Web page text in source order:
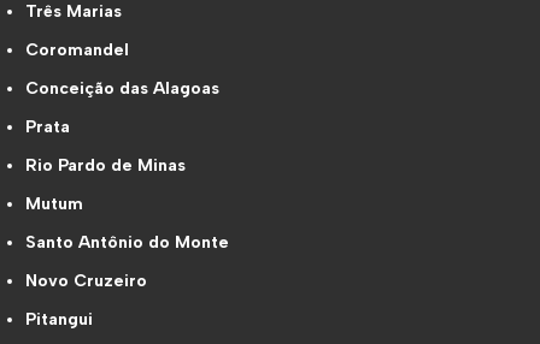
Três Marias
Coromandel
Conceição das Alagoas
Prata
Rio Pardo de Minas
Mutum
Santo Antônio do Monte
Novo Cruzeiro
Pitangui